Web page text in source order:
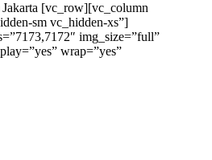
[vc_row][vc_column
sm vc_hidden-xs”]
img_size=”full”
wrap=”yes”